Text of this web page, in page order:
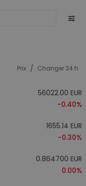
Prix / Changer 24 h
56022.00 EUR
-0.40%
1655.14 EUR
-0.30%
0.864700 EUR
0.00%